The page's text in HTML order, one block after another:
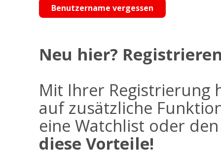
Benutzername vergessen
Neu hier?
Mit Ihrer Registrierung
auf zusätzliche
eine Watchlist oder
diese Vorteile!